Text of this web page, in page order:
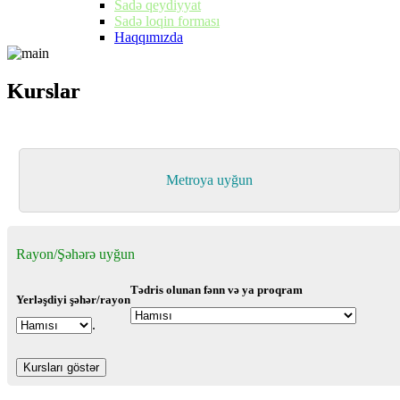
Sadə qeydiyyat
Sadə loqin forması
Haqqımızda
Kurslar
Kurslar
Metroya uyğun
Rayon/Şəhərə uyğun
Yerləşdiyi şəhər/rayon
.
Tədris olunan fənn və ya proqram